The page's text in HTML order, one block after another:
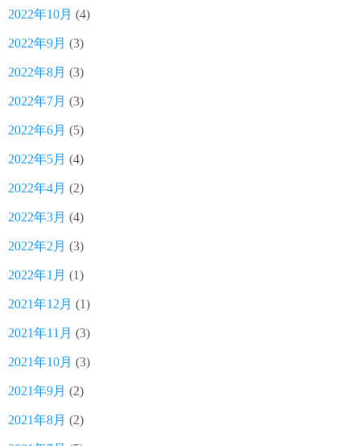
2022年10月 (4)
2022年9月 (3)
2022年8月 (3)
2022年7月 (3)
2022年6月 (5)
2022年5月 (4)
2022年4月 (2)
2022年3月 (4)
2022年2月 (3)
2022年1月 (1)
2021年12月 (1)
2021年11月 (3)
2021年10月 (3)
2021年9月 (2)
2021年8月 (2)